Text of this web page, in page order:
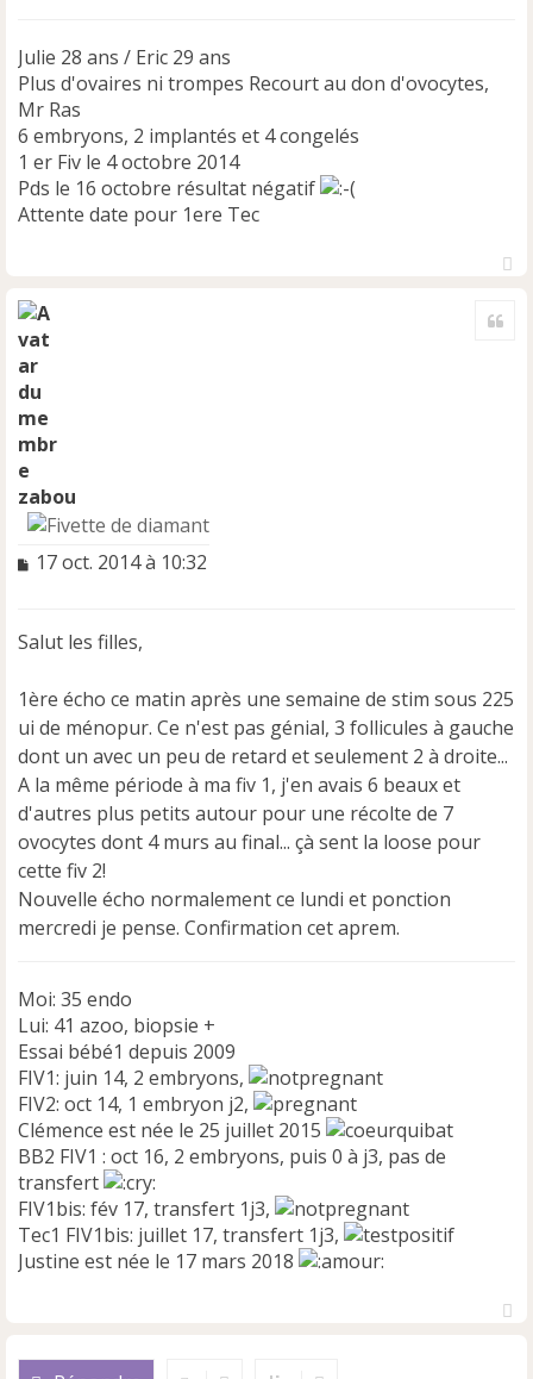
Julie 28 ans / Eric 29 ans
Plus d'ovaires ni trompes Recourt au don d'ovocytes,
Mr Ras
6 embryons, 2 implantés et 4 congelés
1 er Fiv le 4 octobre 2014
Pds le 16 octobre résultat négatif
Attente date pour 1ere Tec
zabou
M
a
e
n
o
n
u
17 oct. 2014 à 10:32
Salut les filles,
1ère écho ce matin après une semaine de stim sous 225
ui de ménopur. Ce n'est pas génial, 3 follicules à gauche
dont un avec un peu de retard et seulement 2 à droite...
A la même période à ma fiv 1, j'en avais 6 beaux et
d'autres plus petits autour pour une récolte de 7
ovocytes dont 4 murs au final... çà sent la loose pour
cette fiv 2!
Nouvelle écho normalement ce lundi et ponction
mercredi je pense. Confirmation cet aprem.
Moi: 35 endo
Lui: 41 azoo, biopsie +
Essai bébé1 depuis 2009
FIV1: juin 14, 2 embryons,
FIV2: oct 14, 1 embryon j2,
Clémence est née le 25 juillet 2015
BB2 FIV1 : oct 16, 2 embryons, puis 0 à j3, pas de
transfert
FIV1bis: fév 17, transfert 1j3,
Tec1 FIV1bis: juillet 17, transfert 1j3,
Justine est née le 17 mars 2018